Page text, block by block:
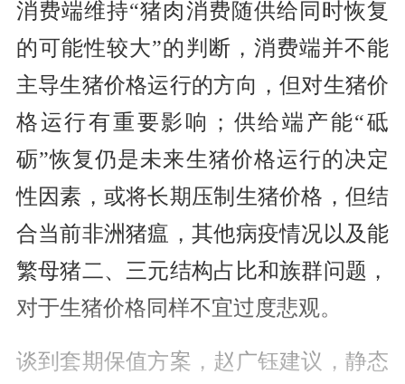
消费端维持“猪肉消费随供给同时恢复
的可能性较大”的判断，消费端并不能
主导生猪价格运行的方向，但对生猪价
格运行有重要影响；供给端产能“砥
砺”恢复仍是未来生猪价格运行的决定
性因素，或将长期压制生猪价格，但结
合当前非洲猪瘟，其他病疫情况以及能
繁母猪二、三元结构占比和族群问题，
对于生猪价格同样不宜过度悲观。
谈到套期保值方案，赵广钰建议，静态